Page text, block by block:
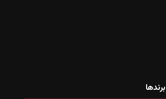
برندها